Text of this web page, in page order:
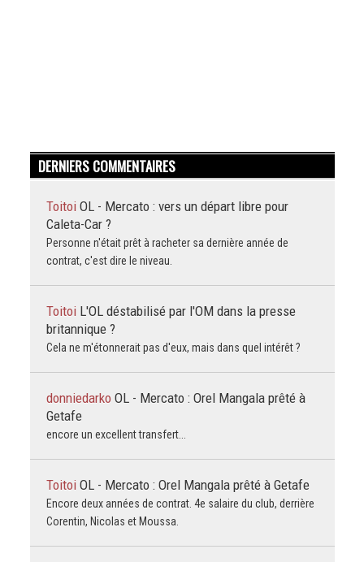
DERNIERS COMMENTAIRES
Toitoi OL - Mercato : vers un départ libre pour
Caleta-Car ?
Personne n'était prêt à racheter sa dernière année de
contrat, c'est dire le niveau.
Toitoi L'OL déstabilisé par l'OM dans la presse
britannique ?
Cela ne m'étonnerait pas d'eux, mais dans quel intérêt ?
donniedarko OL - Mercato : Orel Mangala prêté à
Getafe
encore un excellent transfert...
Toitoi OL - Mercato : Orel Mangala prêté à Getafe
Encore deux années de contrat. 4e salaire du club, derrière
Corentin, Nicolas et Moussa.